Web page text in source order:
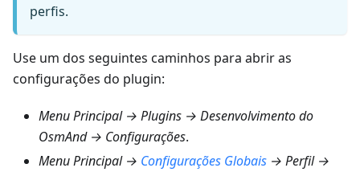
perfis.
Use um dos seguintes caminhos para abrir as
configurações do plugin:
Menu Principal → Plugins → Desenvolvimento do
OsmAnd → Configurações.
Menu Principal → Configurações Globais → Perfil →